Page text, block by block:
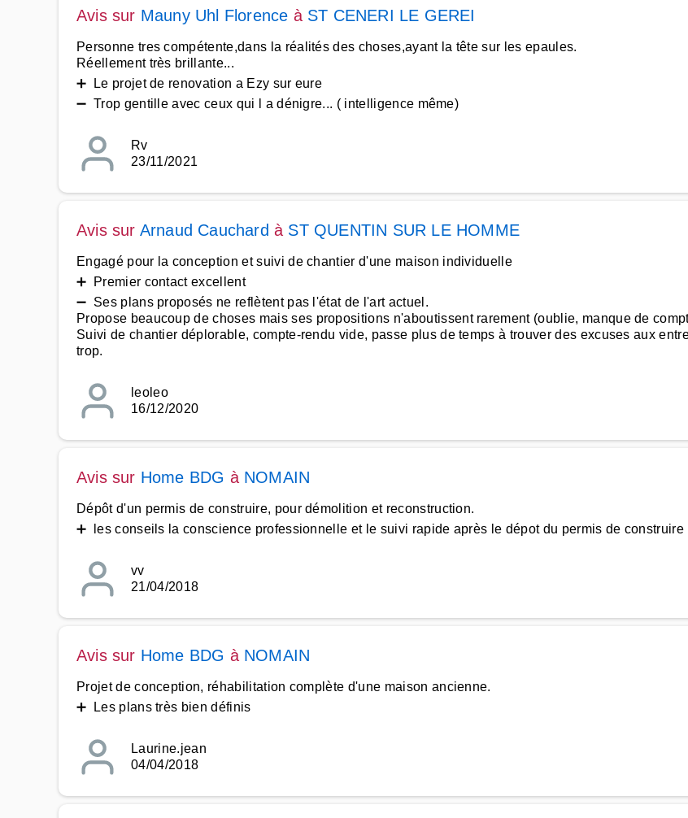
Avis sur Mauny Uhl Florence à ST CENERI LE GEREI
Personne tres compétente,dans la réalités des choses,ayant la tête sur les epaules.
Réellement très brillante...
➕ Le projet de renovation a Ezy sur eure
➖ Trop gentille avec ceux qui l a dénigre... ( intelligence même)
Rv
23/11/2021
Avis sur Arnaud Cauchard à ST QUENTIN SUR LE HOMME
Engagé pour la conception et suivi de chantier d'une maison individuelle
➕ Premier contact excellent
➖ Ses plans proposés ne reflètent pas l'état de l'art actuel.
Propose beaucoup de choses mais ses propositions n'aboutissent rarement (oublie, manque de
Suivi de chantier déplorable, compte-rendu vide, passe plus de temps à trouver des excuses aux
trop.
leoleo
16/12/2020
Avis sur Home BDG à NOMAIN
Dépôt d'un permis de construire, pour démolition et reconstruction.
➕ les conseils la conscience professionnelle et le suivi rapide après le dépot du permis de construire
vv
21/04/2018
Avis sur Home BDG à NOMAIN
Projet de conception, réhabilitation complète d'une maison ancienne.
➕ Les plans très bien définis
Laurine.jean
04/04/2018